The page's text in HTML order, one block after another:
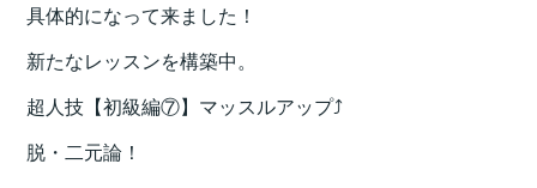
具体的になって来ました！
新たなレッスンを構築中。
超人技【初級編⑦】マッスルアップ⤴️
脱・二元論！